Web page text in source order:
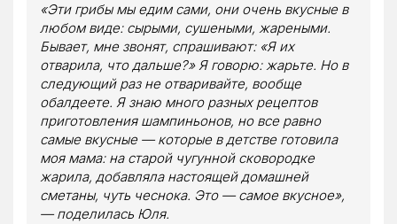
«Эти грибы мы едим сами, они очень вкусные в
любом виде: сырыми, сушеными, жареными.
Бывает, мне звонят, спрашивают: «Я их
отварила, что дальше?» Я говорю: жарьте. Но в
следующий раз не отваривайте, вообще
обалдеете. Я знаю много разных рецептов
приготовления шампиньонов, но все равно
самые вкусные — которые в детстве готовила
моя мама: на старой чугунной сковородке
жарила, добавляла настоящей домашней
сметаны, чуть чеснока. Это — самое вкусное»,
— поделилась Юля.